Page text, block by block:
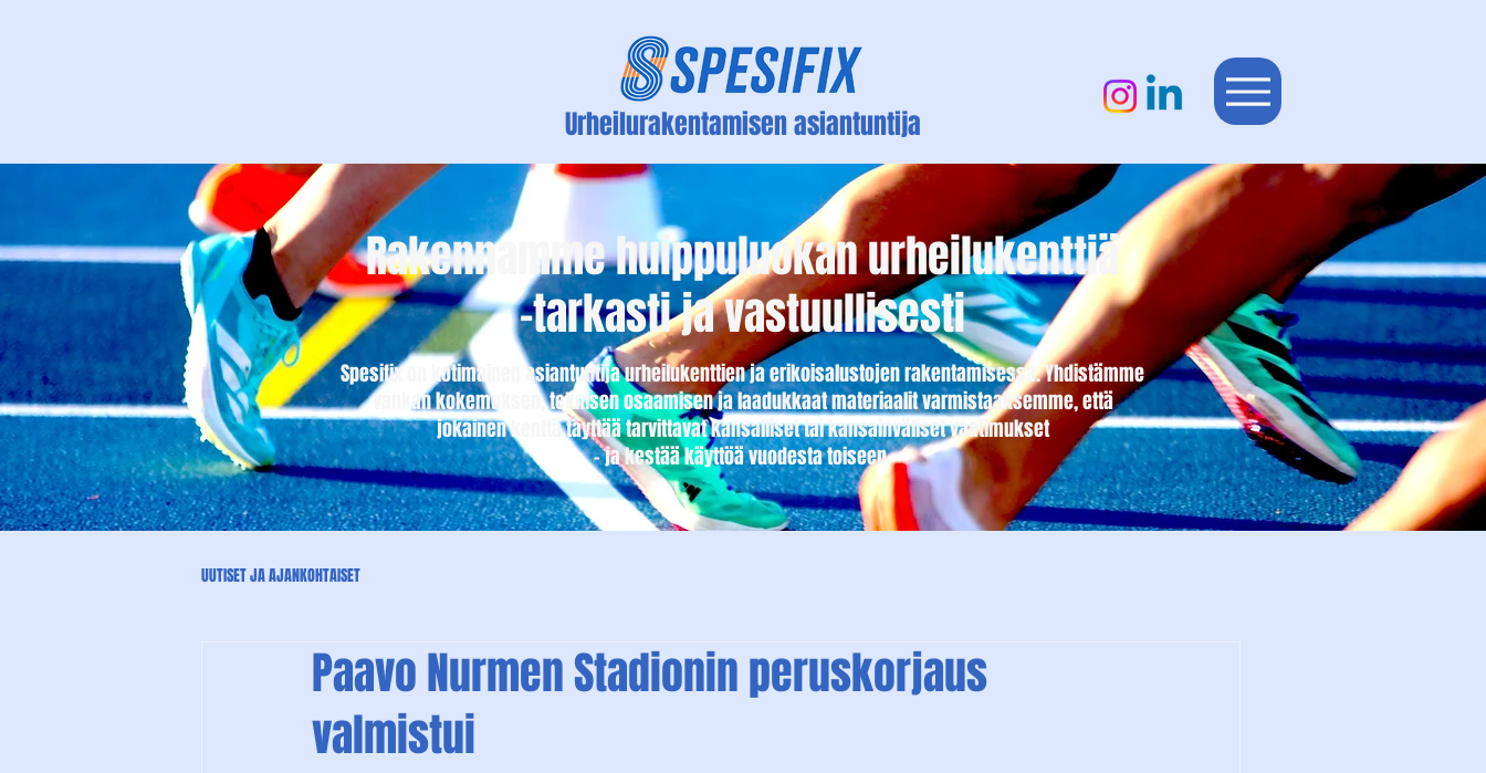
Urheilurakentamisen asiantuntija
Rakennamme huippuluokan urheilukenttiä
-tarkasti ja vastuullisesti
Spesifix on kotimainen asiantuntija urheilukenttien ja erikoisalustojen rakentamisessa. Yhdistämme
vankan kokemuksen, teknisen osaamisen ja laadukkaat materiaalit varmistaaksemme, että
jokainen kenttä täyttää tarvittavat kansalliset tai kansainväliset vaatimukset
- ja kestää käyttöä vuodesta toiseen.
UUTISET JA AJANKOHTAISET
Paavo Nurmen Stadionin peruskorjaus
valmistui